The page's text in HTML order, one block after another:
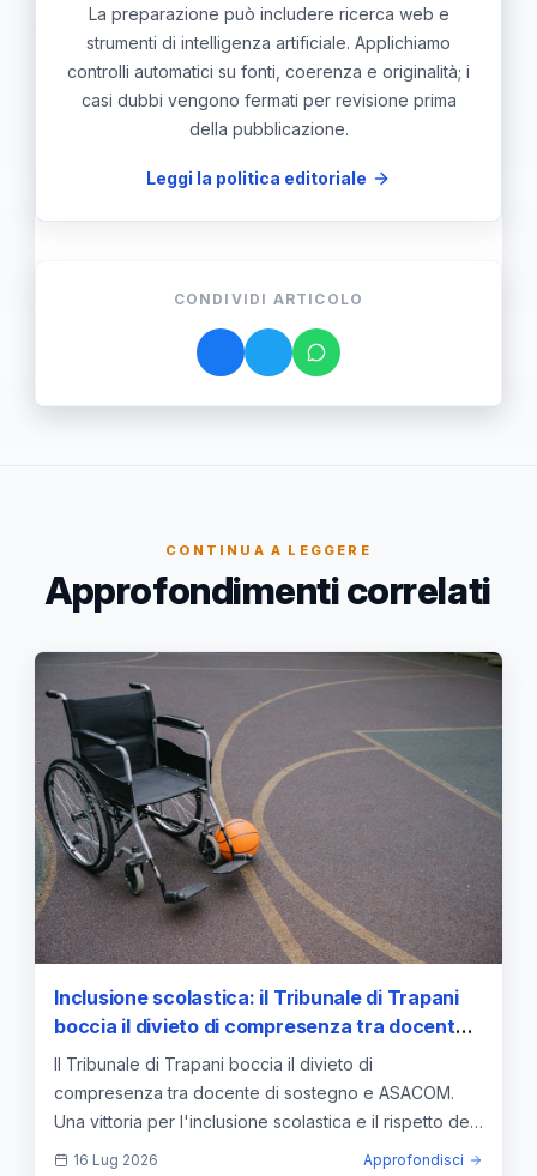
La preparazione può includere ricerca web e
strumenti di intelligenza artificiale. Applichiamo
controlli automatici su fonti, coerenza e originalità; i
casi dubbi vengono fermati per revisione prima
della pubblicazione.
Leggi la politica editoriale
CONDIVIDI ARTICOLO
CONTINUA A LEGGERE
Approfondimenti correlati
Inclusione scolastica: il Tribunale di Trapani
boccia il divieto di compresenza tra docente
di sostegno e assistente ASACOM
Il Tribunale di Trapani boccia il divieto di
compresenza tra docente di sostegno e ASACOM.
Una vittoria per l'inclusione scolastica e il rispetto del
PEI.16 Lug 2026 Approfondisci